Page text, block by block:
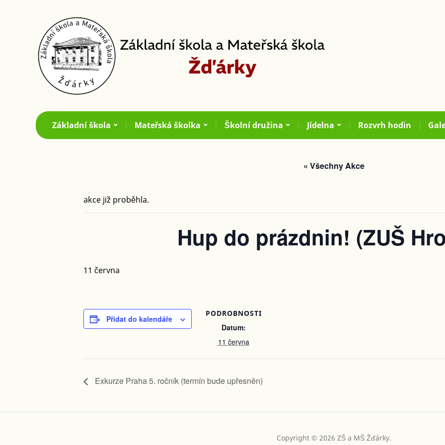
Základní škola Mateřská školka Školní družina Jídelna Rozvrh hodin
« Všechny Akce
akce již proběhla.
Hup do prázdnin! (ZUŠ
11 června
Přidat do kalendáře
PODROBNOSTI
Datum:
11 června
Exkurze Praha 5. ročník (termín bude upřesněn)
Copyright © 2026 ZŠ a MŠ Žďárky.